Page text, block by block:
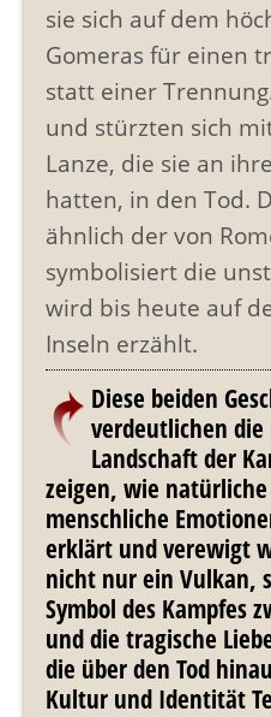
sie sich auf dem
Gomeras für einen
statt einer
und stürzten sich
Lanze, die sie an
hatten, in den Tod.
ähnlich der von
symbolisiert die
wird bis heute auf
Inseln erzählt.
Diese beiden
verdeutlichen
Landschaft der
zeigen, wie
menschliche
erklärt und verewigt
nicht nur ein Vulkan,
Symbol des Kampfes
und die tragische
die über den Tod
Kultur und Identität